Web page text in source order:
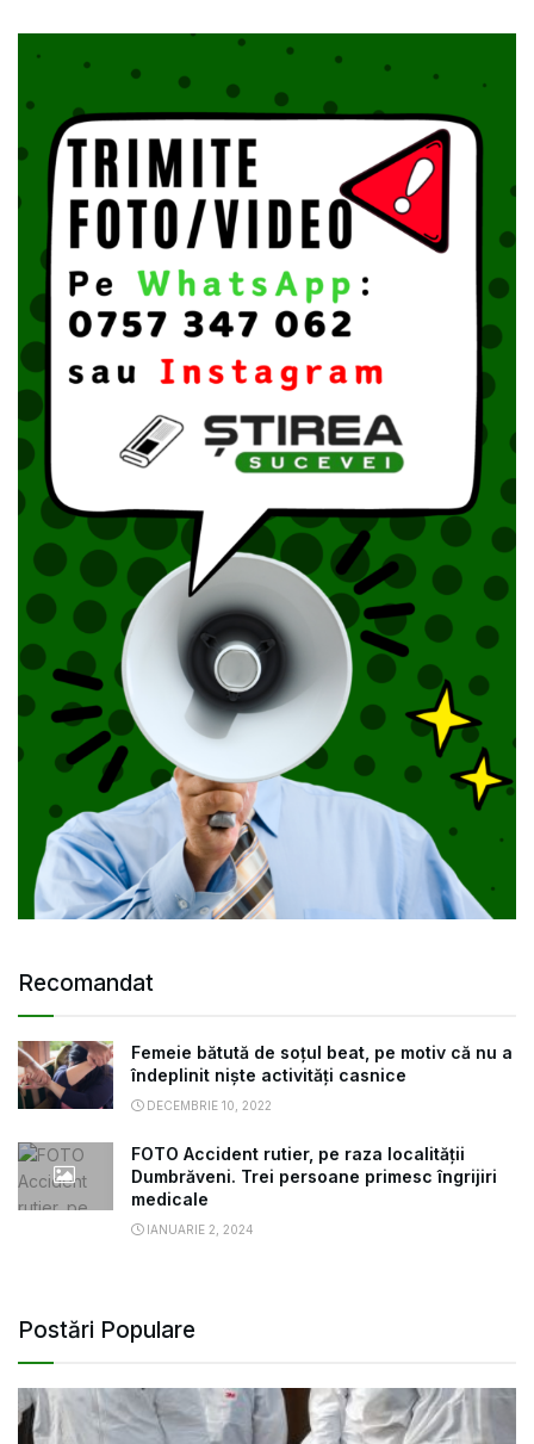
Recomandat
Femeie bătută de soțul beat, pe motiv că nu a
îndeplinit niște activități casnice
DECEMBRIE 10, 2022
FOTO Accident rutier, pe raza localității
Dumbrăveni. Trei persoane primesc îngrijiri
medicale
IANUARIE 2, 2024
Postări Populare